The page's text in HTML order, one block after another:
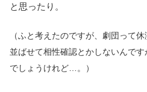
と思ったり。
（ふと考えたのですが、劇団って
並ばせて相性確認とかしないんで
でしょうけれど…。）